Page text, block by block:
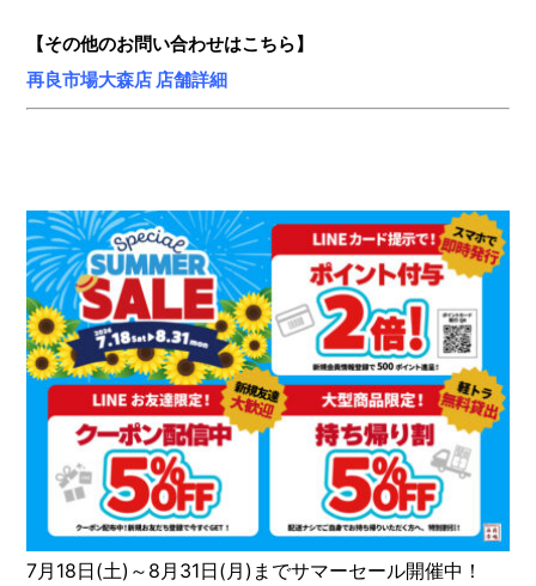
【その他のお問い合わせはこちら】
再良市場大森店 店舗詳細
7月18日(土)～8月31日(月)までサマーセール開催中！